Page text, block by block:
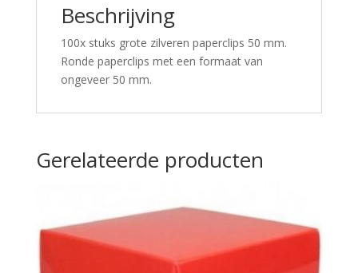
Beschrijving
100x stuks grote zilveren paperclips 50 mm.
Ronde paperclips met een formaat van
ongeveer 50 mm.
Gerelateerde producten